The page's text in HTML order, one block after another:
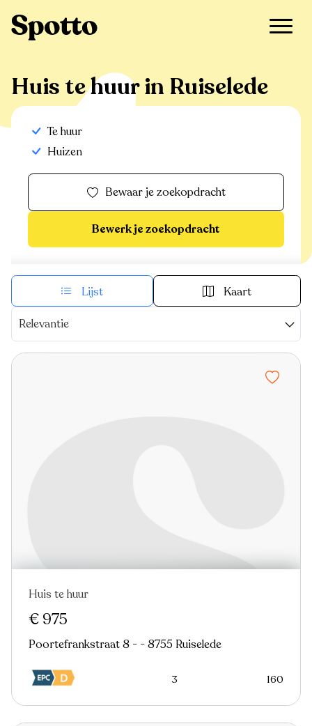
Huis te huur in Ruiselede
Te huur
Huizen
Bewaar je zoekopdracht
Bewerk je zoekopdracht
Lijst Kaart
Relevantie
Huis te huur
€ 975
Poortefrankstraat 8 - - 8755 Ruiselede
3 160